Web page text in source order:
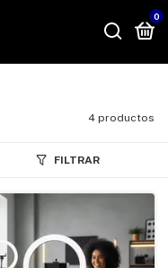
0
4 productos
FILTRAR